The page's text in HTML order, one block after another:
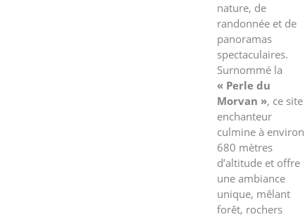
nature, de
randonnée et de
panoramas
spectaculaires.
Surnommé la
« Perle du
Morvan », ce site
enchanteur
culmine à environ
680 mètres
d’altitude et offre
une ambiance
unique, mêlant
forêt, rochers